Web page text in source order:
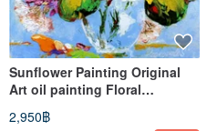
Sunflower Painting Original
Art oil painting Floral
Sunflowers Artwork 8x8
2,950฿